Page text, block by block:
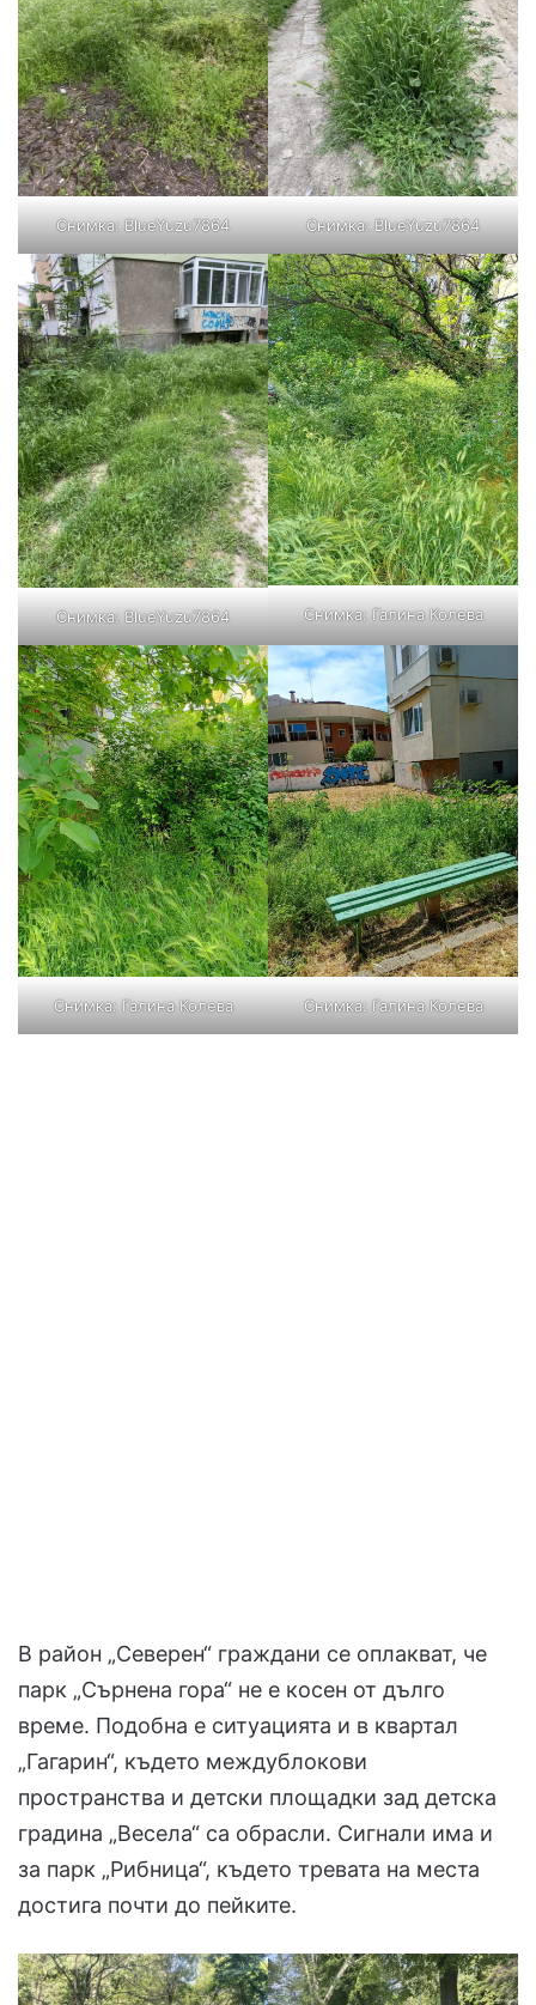
Снимка: BlueYuzu7864 Снимка: BlueYuzu7864
Снимка: BlueYuzu7864 Снимка:Галина Колева
Снимка: Галина Колева Снимка: Галина Колева
В район „Северен“ граждани се оплакват, че
парк „Сърнена гора“ не е косен от дълго
време. Подобна е ситуацията и в квартал
„Гагарин“, където междублокови
пространства и детски площадки зад детска
градина „Весела“ са обрасли. Сигнали има и
за парк „Рибница“, където тревата на места
достига почти до пейките.